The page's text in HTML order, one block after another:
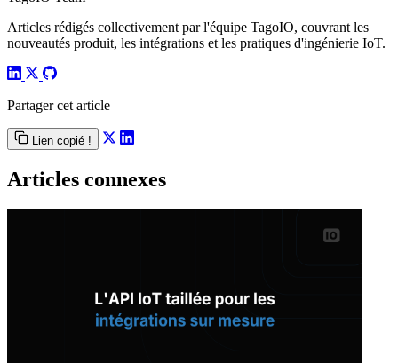
Articles rédigés collectivement par l'équipe TagoIO, couvrant les
nouveautés produit, les intégrations et les pratiques d'ingénierie IoT.
Partager cet article
Lien copié !
Articles connexes